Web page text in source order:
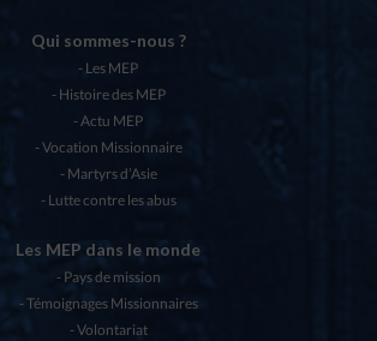
Qui sommes-nous ?
Les MEP
Histoire des MEP
Actu MEP
Vocation Missionnaire
Martyrs d’Asie
Lutte contre les abus
Les MEP dans le monde
Pays de mission
Témoignages Missionnaires
Volontariat